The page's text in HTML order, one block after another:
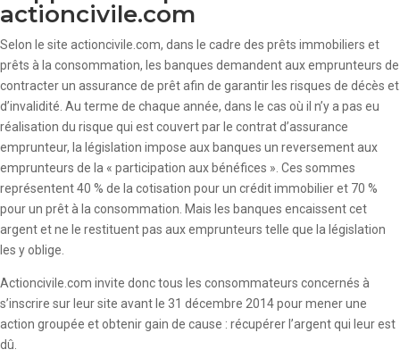
actioncivile.com
Selon le site actioncivile.com, dans le cadre des prêts immobiliers et
prêts à la consommation, les banques demandent aux emprunteurs de
contracter un assurance de prêt afin de garantir les risques de décès et
d’invalidité. Au terme de chaque année, dans le cas où il n’y a pas eu
réalisation du risque qui est couvert par le contrat d’assurance
emprunteur, la législation impose aux banques un reversement aux
emprunteurs de la « participation aux bénéfices ». Ces sommes
représentent 40 % de la cotisation pour un crédit immobilier et 70 %
pour un prêt à la consommation. Mais les banques encaissent cet
argent et ne le restituent pas aux emprunteurs telle que la législation
les y oblige.
Actioncivile.com invite donc tous les consommateurs concernés à
s’inscrire sur leur site avant le 31 décembre 2014 pour mener une
action groupée et obtenir gain de cause : récupérer l’argent qui leur est
dû.